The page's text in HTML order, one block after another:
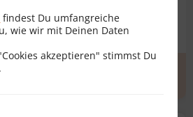
+ 9 weitere
findest Du umfangreiche
wie wir mit Deinen Daten
akzeptieren" stimmst Du